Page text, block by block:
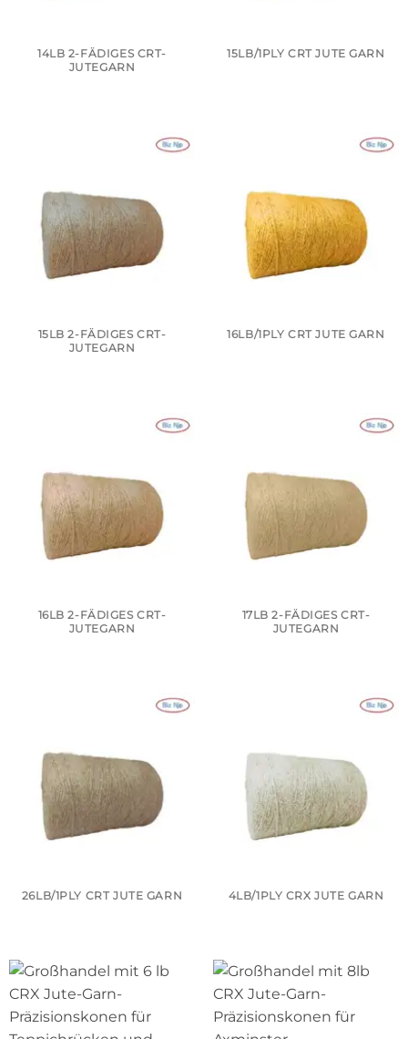
14LB 2-FÄDIGES CRT-
JUTEGARN
15LB/1PLY CRT JUTE GARN
15LB 2-FÄDIGES CRT-
JUTEGARN
16LB/1PLY CRT JUTE GARN
16LB 2-FÄDIGES CRT-
JUTEGARN
17LB 2-FÄDIGES CRT-
JUTEGARN
26LB/1PLY CRT JUTE GARN 4LB/1PLY CRX JUTE GARN